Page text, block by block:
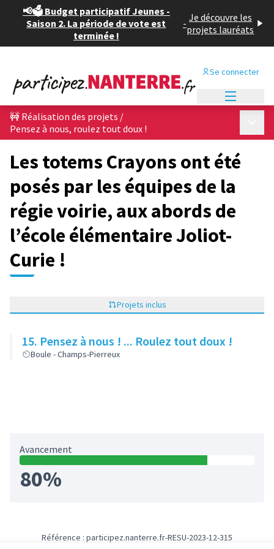
📢🗳️ Budget participatif Jeunes -
Saison 2. La période de vote est
terminée !
- Je découvre les
projets lauréats
Se connecter
🚧 Réalisation des projets /
Pensez à nous, roulez tout doux !
Les totems Crayons ont été
posés par les équipes de la
régie voirie, aux abords de
l’école élémentaire Joliot-
Curie !
Projets inclus
15. Pensez à nous ! ... Roulez tout doux !
Boule - Champs-Pierreux
Avancement
80%
Référence : participez.nanterre.fr-RESU-2023-12-315